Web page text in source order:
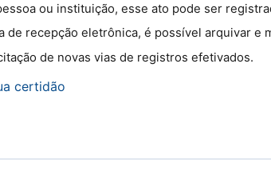
ou instituição, esse ato pode ser
de recepção eletrônica, é possível arquivar e
de novas vias de registros efetivados.